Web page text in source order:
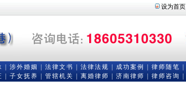
设为首页
涉外婚姻 法律文书 法律法规 成功案例 律师随笔
子女抚养 管辖机关 离婚律师 济南律师 律师咨询